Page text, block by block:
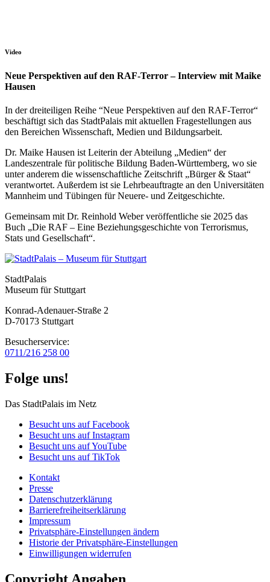
Video
Neue Perspektiven auf den RAF-Terror – Interview mit Maike
Hausen
In der dreiteiligen Reihe “Neue Perspektiven auf den RAF-Terror“
beschäftigt sich das StadtPalais mit aktuellen Fragestellungen aus
den Bereichen Wissenschaft, Medien und Bildungsarbeit.
Dr. Maike Hausen ist Leiterin der Abteilung „Medien“ der
Landeszentrale für politische Bildung Baden-Württemberg, wo sie
unter anderem die wissenschaftliche Zeitschrift „Bürger & Staat“
verantwortet. Außerdem ist sie Lehrbeauftragte an den Universitäten
Mannheim und Tübingen für Neuere- und Zeitgeschichte.
Gemeinsam mit Dr. Reinhold Weber veröffentliche sie 2025 das
Buch „Die RAF – Eine Beziehungsgeschichte von Terrorismus,
Stats und Gesellschaft“.
StadtPalais
Museum für Stuttgart
Konrad-Adenauer-Straße 2
D-70173 Stuttgart
Besucherservice:
0711/216 258 00
Folge uns!
Das StadtPalais im Netz
Besucht uns auf Facebook
Besucht uns auf Instagram
Besucht uns auf YouTube
Besucht uns auf TikTok
Kontakt
Presse
Datenschutz­erklärung
Barrierefreiheitserklärung
Impressum
Privatsphäre-Einstellungen ändern
Historie der Privatsphäre-Einstellungen
Einwilligungen widerrufen